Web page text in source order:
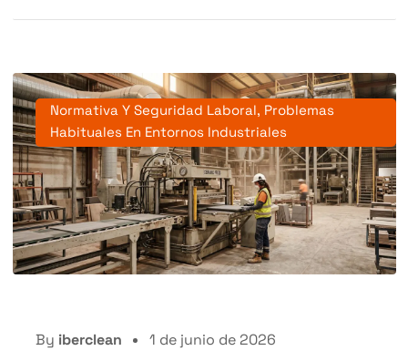
Normativa Y Seguridad Laboral, Problemas
Habituales En Entornos Industriales
By iberclean 1 de junio de 2026